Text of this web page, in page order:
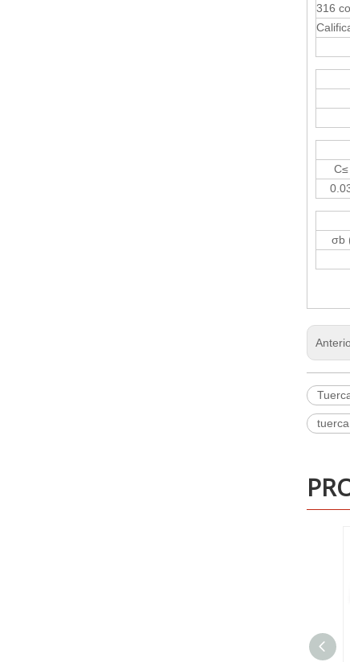
316
C≤
σb